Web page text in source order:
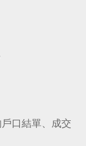
口結單、成交